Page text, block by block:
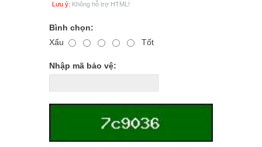
Lưu ý: Không hỗ trợ HTML!
Bình chọn:
Xấu
Tốt
Nhập mã bảo vệ: